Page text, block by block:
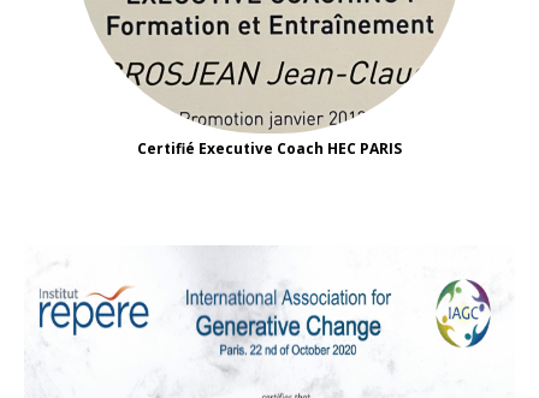
Certifié Executive Coach HEC PARIS